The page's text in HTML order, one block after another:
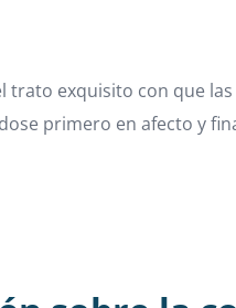
trato exquisito con que
primero en afecto y